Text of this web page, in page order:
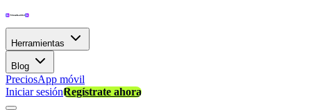
Herramientas
Blog
PreciosApp móvil
Iniciar sesiónRegístrate ahora